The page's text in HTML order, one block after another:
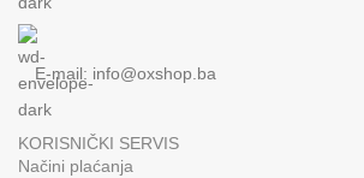
E-mail: info@oxshop.ba
KORISNIČKI SERVIS
Načini plaćanja